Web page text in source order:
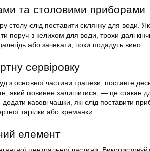
та столовими приборами
столу слід поставити склянку для води.
поруч з келихом для води, трохи далі
або зачекати, поки подадуть вино.
сервіровку
з основної частини трапези, поставте
який повинен залишитися, — це стакан
кавові чашки, які слід поставити
тарілки або креманки.
елемент